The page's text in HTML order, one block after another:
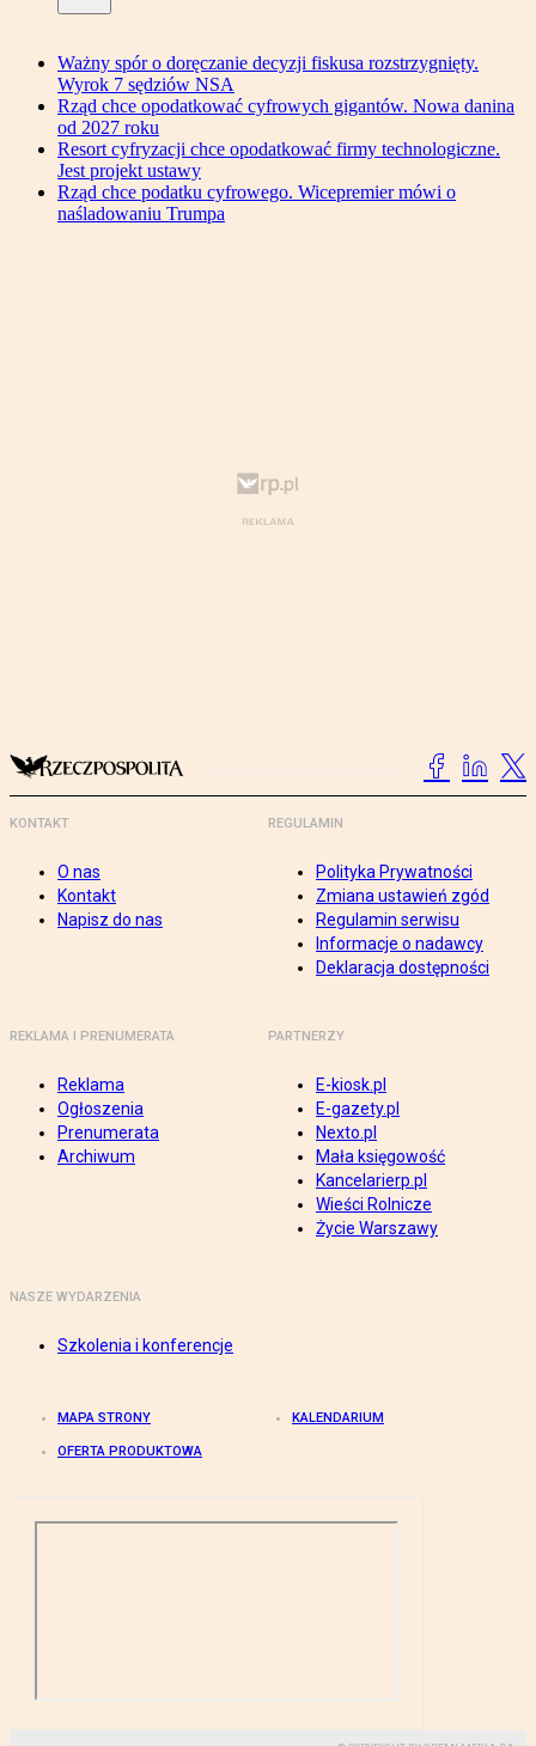
Ważny spór o doręczanie decyzji fiskusa rozstrzygnięty.
Wyrok 7 sędziów NSA
Rząd chce opodatkować cyfrowych gigantów. Nowa danina
od 2027 roku
Resort cyfryzacji chce opodatkować firmy technologiczne.
Jest projekt ustawy
Rząd chce podatku cyfrowego. Wicepremier mówi o
naśladowaniu Trumpa
KONTAKT
O nas
Kontakt
Napisz do nas
REGULAMIN
Polityka Prywatności
Zmiana ustawień zgód
Regulamin serwisu
Informacje o nadawcy
Deklaracja dostępności
REKLAMA I PRENUMERATA
Reklama
Ogłoszenia
Prenumerata
Archiwum
PARTNERZY
E-kiosk.pl
E-gazety.pl
Nexto.pl
Mała księgowość
Kancelarierp.pl
Wieści Rolnicze
Życie Warszawy
NASZE WYDARZENIA
Szkolenia i konferencje
MAPA STRONY KALENDARIUM
OFERTA PRODUKTOWA